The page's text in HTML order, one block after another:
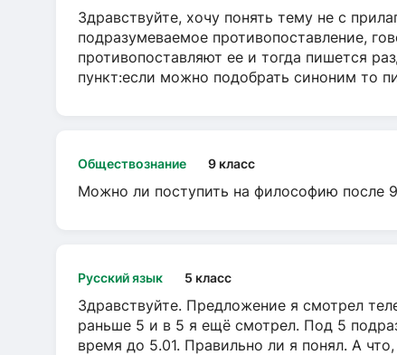
Здравствуйте, хочу понять тему не с
подразумеваемое противопоставление,
противопоставляют ее и тогда пишется
пункт:если можно подобрать синоним то
Обществознание 9 класс
Можно ли поступить на философию после
Русский язык 5 класс
Здравствуйте. Предложение я смотрел
раньше 5 и в 5 я ещё смотрел. Под 5
время до 5.01. Правильно ли я понял. А